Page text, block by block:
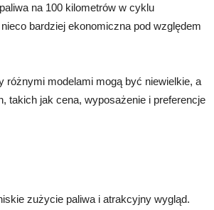
na 100 kilometrów w cyklu
bardziej ekonomiczna pod względem
modelami mogą być niewielkie, a
takich jak cena, wyposażenie i preferencje
zużycie paliwa i atrakcyjny wygląd.